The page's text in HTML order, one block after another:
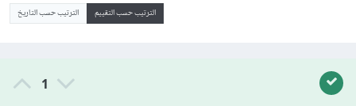
الترتيب حسب التقييم الترتيب حسب التاريخ
1